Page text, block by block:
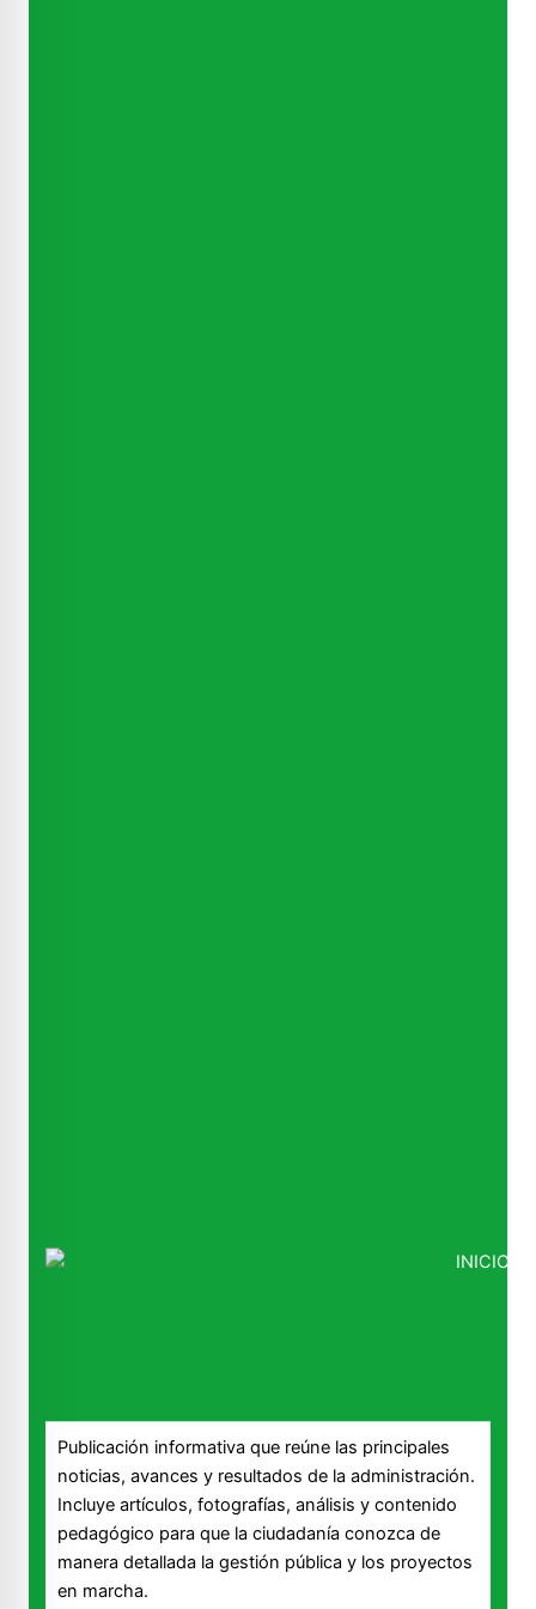
Publicación informativa que reúne las principales
noticias, avances y resultados de la administración.
Incluye artículos, fotografías, análisis y contenido
pedagógico para que la ciudadanía conozca de
manera detallada la gestión pública y los proyectos
en marcha.